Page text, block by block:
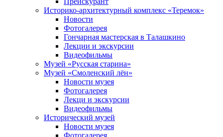
Историко-архитектурный комплекс «Теремок»
Новости
Фотогалерея
Гончарная мастерская в Талашкино
Лекции и экскурсии
Видеофильмы
Музей «Русская старина»
Музей «Смоленский лён»
Новости музея
Фотогалерея
Лекци и экскурсии
Видеофильмы
Исторический музей
Новости музея
Фотогалерея